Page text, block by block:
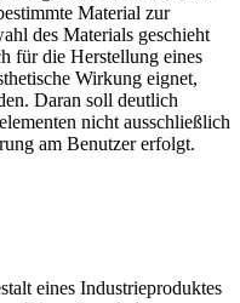
Material zur
des Materials geschieht
für die Herstellung eines
Wirkung eignet,
Daran soll deutlich
nicht ausschließlich
am Benutzer erfolgt.
eines Industrieproduktes